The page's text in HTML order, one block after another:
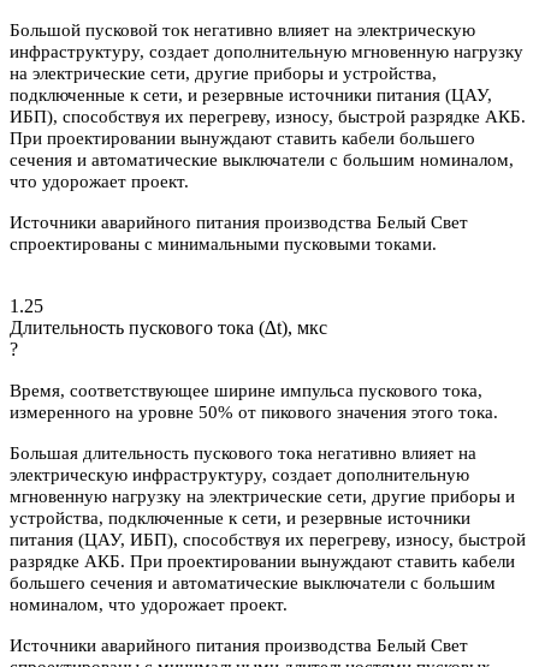
Большой пусковой ток негативно влияет на электрическую
инфраструктуру, создает дополнительную мгновенную нагрузку
на электрические сети, другие приборы и устройства,
подключенные к сети, и резервные источники питания (ЦАУ,
ИБП), способствуя их перегреву, износу, быстрой разрядке АКБ.
При проектировании вынуждают ставить кабели большего
сечения и автоматические выключатели с большим номиналом,
что удорожает проект.
Источники аварийного питания производства Белый Свет
спроектированы с минимальными пусковыми токами.
1.25
Длительность пускового тока (∆t), мкс
?
Время, соответствующее ширине импульса пускового тока,
измеренного на уровне 50% от пикового значения этого тока.
Большая длительность пускового тока негативно влияет на
электрическую инфраструктуру, создает дополнительную
мгновенную нагрузку на электрические сети, другие приборы и
устройства, подключенные к сети, и резервные источники
питания (ЦАУ, ИБП), способствуя их перегреву, износу, быстрой
разрядке АКБ. При проектировании вынуждают ставить кабели
большего сечения и автоматические выключатели с большим
номиналом, что удорожает проект.
Источники аварийного питания производства Белый Свет